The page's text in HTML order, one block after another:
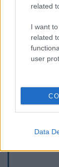
related
I want
related
user
Data
Τα σχολιά
ΕΘΝΟΣ θα
διαγράφονται